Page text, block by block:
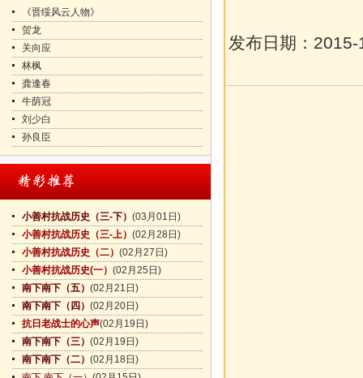
《晋绥风云人物》
贺龙
关向应
林枫
龚逢春
牛荫冠
刘少白
孙良臣
小善村抗战历史（三-下） (03月01日)
小善村抗战历史（三-上） (02月28日)
小善村抗战历史（二） (02月27日)
小善村抗战历史(一） (02月25日)
南下南下（五） (02月21日)
南下南下（四） (02月20日)
抗日老战士的心声(02月19日)
南下南下（三） (02月19日)
南下南下（二） (02月18日)
发布日期： 2015-